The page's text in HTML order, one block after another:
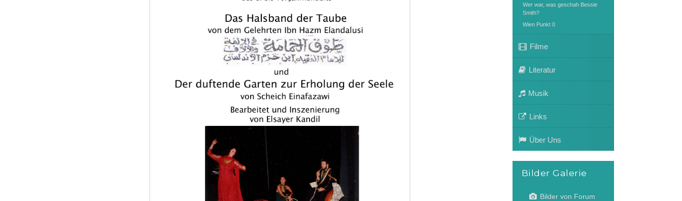
Wer war, was geschah Bessie
Smith?
Wien Punkt 0
Filme
Literatur
Musik
Links
Über Uns
Bilder Galerie
Bilder von Forum